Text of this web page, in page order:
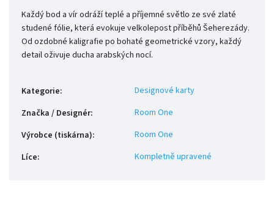
Každý bod a vír odráží teplé a příjemné světlo ze své zlaté
studené fólie, která evokuje velkolepost příběhů Šeherezády.
Od ozdobné kaligrafie po bohaté geometrické vzory, každý
detail oživuje ducha arabských nocí.
Kategorie:
Designové karty
Značka / Designér:
Room One
Výrobce (tiskárna):
Room One
Líce: Kompletně upravené